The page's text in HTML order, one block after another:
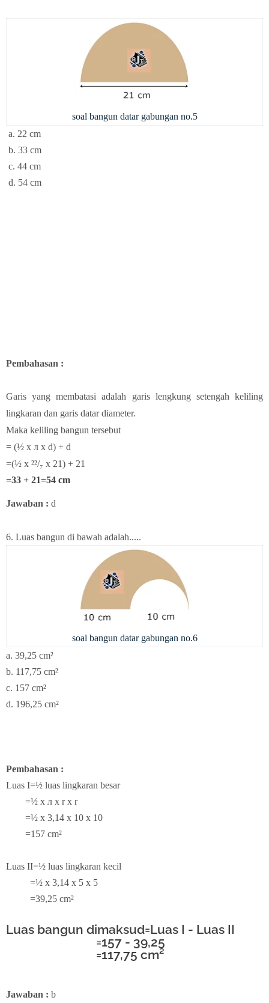
soal bangun datar gabungan no.5
a. 22 cm
b. 33 cm
c. 44 cm
d. 54 cm
Pembahasan :
Garis yang membatasi adalah garis lengkung setengah keliling
lingkaran dan garis datar diameter.
Maka keliling bangun tersebut
= (½ x л x d) + d
=(½ x ²²/₇ x 21) + 21
=33 + 21=54 cm
Jawaban : d
6. Luas bangun di bawah adalah.....
soal bangun datar gabungan no.6
a. 39,25 cm²
b. 117,75 cm²
c. 157 cm²
d. 196,25 cm²
Pembahasan :
Luas I=½ luas lingkaran besar
=½ x л x r x r
=½ x 3,14 x 10 x 10
=157 cm²
Luas II=½ luas lingkaran kecil
=½ x 3,14 x 5 x 5
=39,25 cm²
Luas bangun dimaksud=Luas I - Luas II
=157 - 39,25
=117,75 cm²
Jawaban : b